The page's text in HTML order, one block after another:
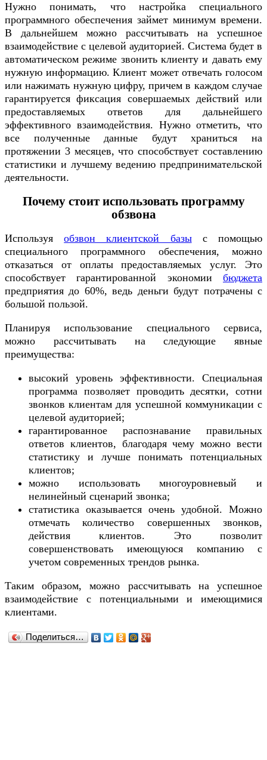
Нужно понимать, что настройка специального
программного обеспечения займет минимум времени.
В дальнейшем можно рассчитывать на успешное
взаимодействие с целевой аудиторией. Система будет в
автоматическом режиме звонить клиенту и давать ему
нужную информацию. Клиент может отвечать голосом
или нажимать нужную цифру, причем в каждом случае
гарантируется фиксация совершаемых действий или
предоставляемых ответов для дальнейшего
эффективного взаимодействия. Нужно отметить, что
все полученные данные будут храниться на
протяжении 3 месяцев, что способствует составлению
статистики и лучшему ведению предпринимательской
деятельности.
Почему стоит использовать программу
обзвона
Используяобзвон клиентской базыс помощью
специального программного обеспечения, можно
отказаться от оплаты предоставляемых услуг. Это
способствует гарантированной экономии бюджета
предприятия до 60%, ведь деньги будут потрачены с
большой пользой.
Планируя использование специального сервиса,
можно рассчитывать на следующие явные
преимущества:
высокий уровень эффективности. Специальная
программа позволяет проводить десятки, сотни
звонков клиентам для успешной коммуникации с
целевой аудиторией;
гарантированное распознавание правильных
ответов клиентов, благодаря чему можно вести
статистику и лучше понимать потенциальных
клиентов;
можно использовать многоуровневый и
нелинейный сценарий звонка;
статистика оказывается очень удобной. Можно
отмечать количество совершенных звонков,
действия клиентов. Это позволит
совершенствовать имеющуюся компанию с
учетом современных трендов рынка.
Таким образом, можно рассчитывать на успешное
взаимодействие с потенциальными и имеющимися
клиентами.
Поделиться…